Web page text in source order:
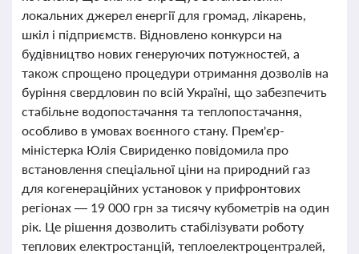
локальних джерел енергії для громад, лікарень,
шкіл і підприємств. Відновлено конкурси на
будівництво нових генеруючих потужностей, а
також спрощено процедури отримання дозволів на
буріння свердловин по всій Україні, що забезпечить
стабільне водопостачання та теплопостачання,
особливо в умовах воєнного стану. Прем'єр-
міністерка Юлія Свириденко повідомила про
встановлення спеціальної ціни на природний газ
для когенераційних установок у прифронтових
регіонах — 19 000 грн за тисячу кубометрів на один
рік. Це рішення дозволить стабілізувати роботу
теплових електростанцій, теплоелектроцентралей,